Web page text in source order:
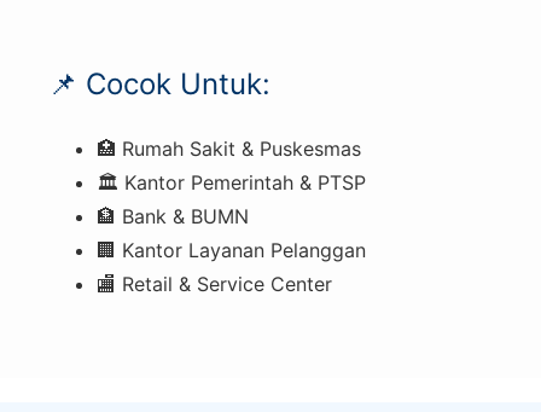
📌 Cocok Untuk:
🏥 Rumah Sakit & Puskesmas
🏛️ Kantor Pemerintah & PTSP
🏦 Bank & BUMN
🏢 Kantor Layanan Pelanggan
🏬 Retail & Service Center